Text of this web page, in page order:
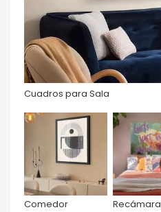
Cuadros para Sala
Comedor Recámara